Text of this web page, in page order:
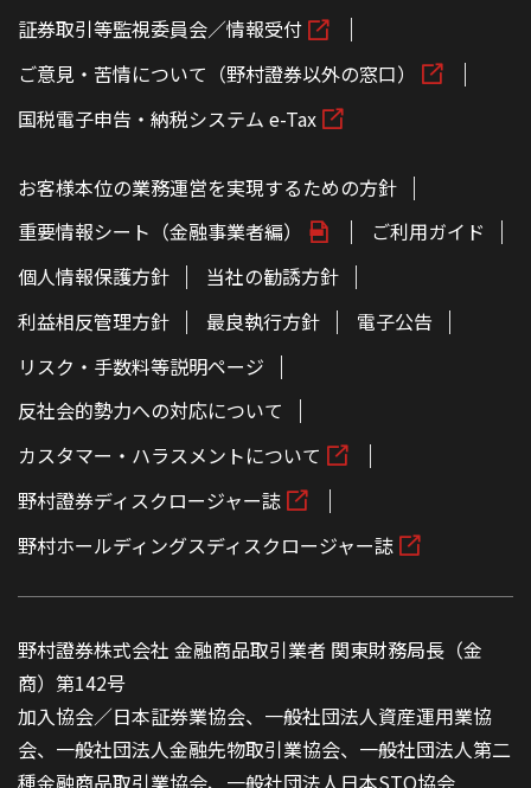
証券取引等監視委員会／情報受付
ご意見・苦情について（野村證券以外の窓口）
国税電子申告・納税システム e-Tax
お客様本位の業務運営を実現するための方針
重要情報シート（金融事業者編）
ご利用ガイド
個人情報保護方針
当社の勧誘方針
利益相反管理方針
最良執行方針
電子公告
リスク・手数料等説明ページ
反社会的勢力への対応について
カスタマー・ハラスメントについて
野村證券ディスクロージャー誌
野村ホールディングスディスクロージャー誌
野村證券株式会社 金融商品取引業者 関東財務局長（金
商）第142号
加入協会／日本証券業協会、一般社団法人資産運用業協
会、一般社団法人金融先物取引業協会、一般社団法人第二